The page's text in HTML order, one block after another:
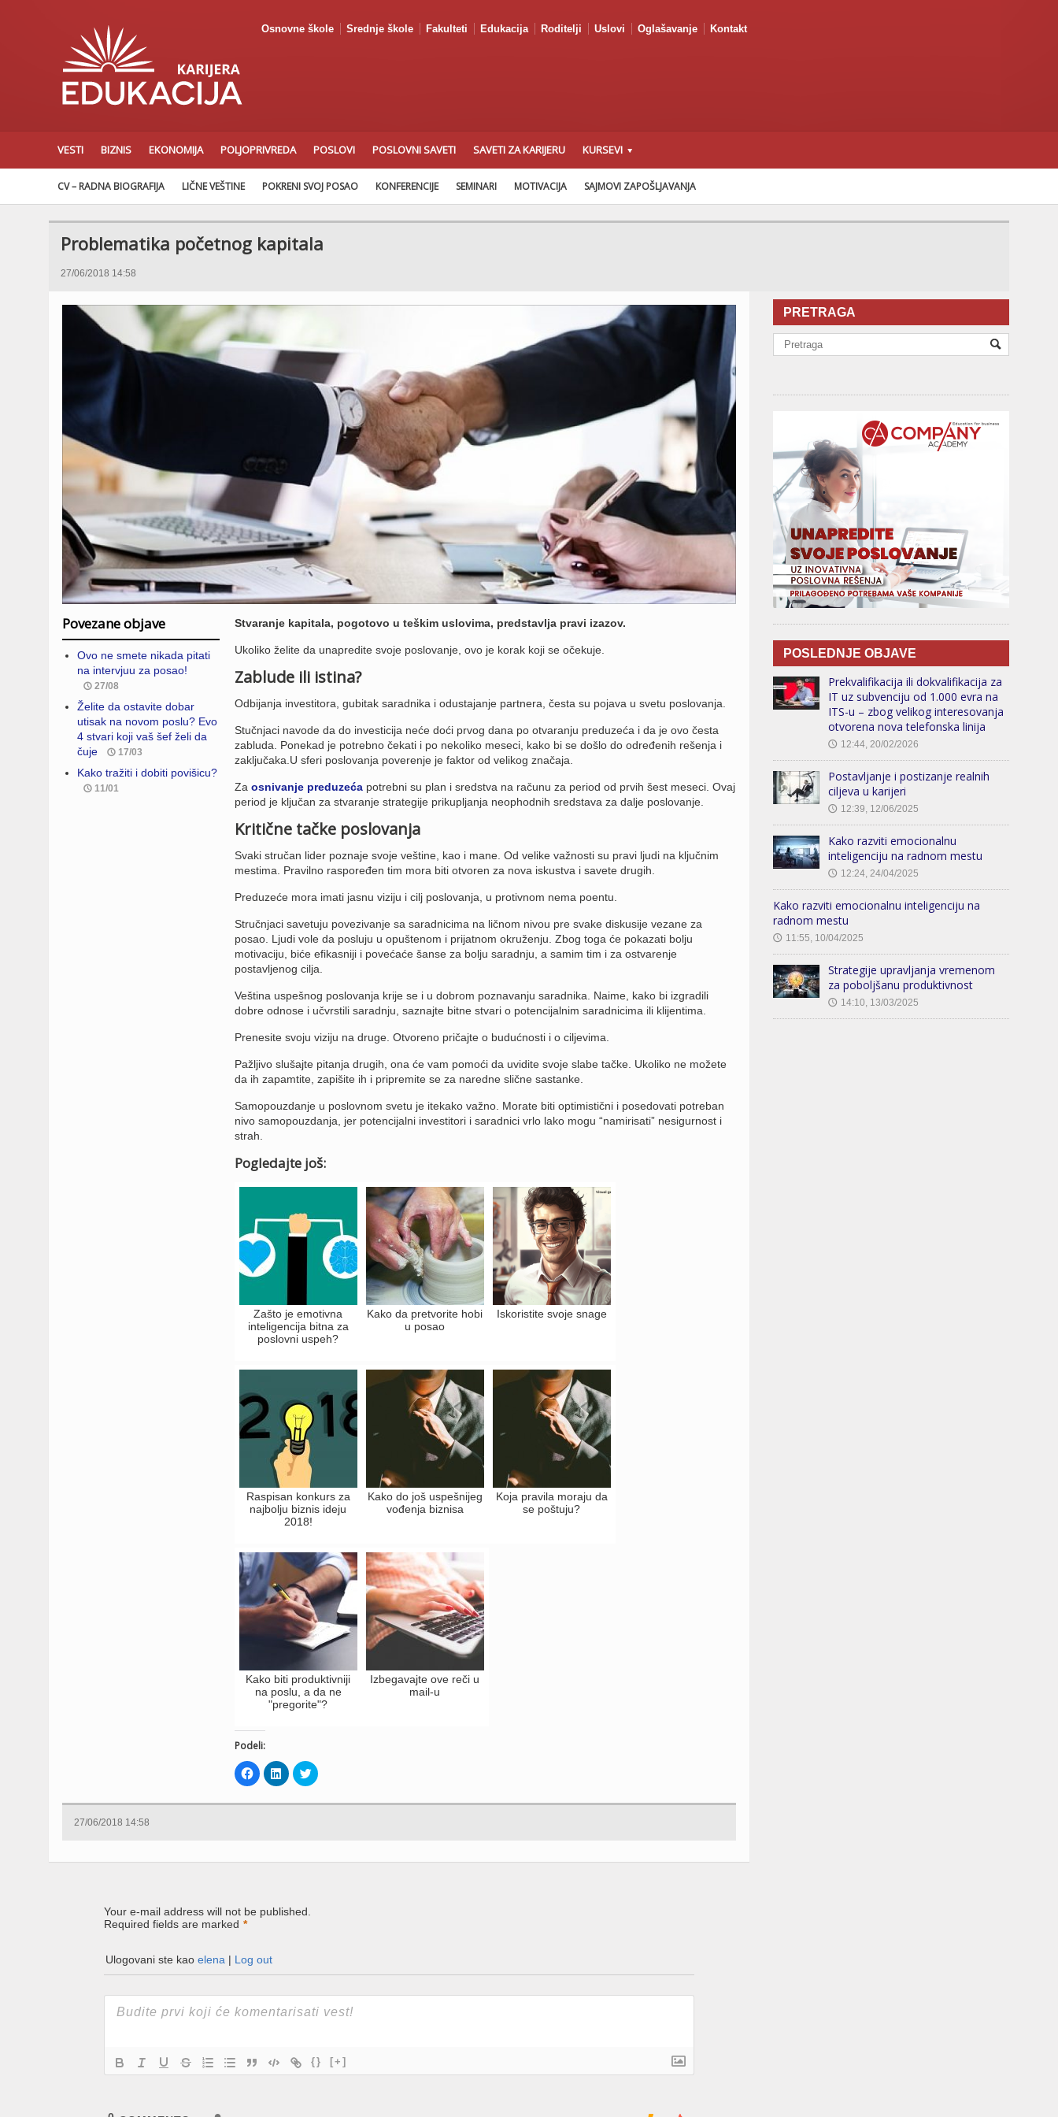
Osnovne škole Srednje škole Fakulteti Edukacija Roditelji Uslovi Oglašavanje Kontakt
VESTI BIZNIS EKONOMIJA POLJOPRIVREDA POSLOVI POSLOVNI SAVETI SAVETI ZA KARIJERU KURSEVI
CV – RADNA BIOGRAFIJA LIČNE VEŠTINE POKRENI SVOJ POSAO KONFERENCIJE SEMINARI MOTIVACIJA SAJMOVI ZAPOŠLJAVANJA
Problematika početnog kapitala
27/06/2018 14:58
Povezane objave
Ovo ne smete nikada pitati
na intervjuu za posao!
27/08
Želite da ostavite dobar
utisak na novom poslu? Evo
4 stvari koji vaš šef želi da
čuje
17/03
Kako tražiti i dobiti povišicu?
11/01
Stvaranje kapitala, pogotovo u teškim uslovima, predstavlja pravi izazov.
Ukoliko želite da unapredite svoje poslovanje, ovo je korak koji se očekuje.
Zablude ili istina?
Odbijanja investitora, gubitak saradnika i odustajanje partnera, česta su pojava u svetu poslovanja.
Stučnjaci navode da do investicija neće doći prvog dana po otvaranju preduzeća i da je ovo česta
zabluda. Ponekad je potrebno čekati i po nekoliko meseci, kako bi se došlo do određenih rešenja i
zaključaka.U sferi poslovanja poverenje je faktor od velikog značaja.
Za osnivanje preduzećapotrebni su plan i sredstva na računu za period od prvih šest meseci. Ovaj
period je ključan za stvaranje strategije prikupljanja neophodnih sredstava za dalje poslovanje.
Kritične tačke poslovanja
Svaki stručan lider poznaje svoje veštine, kao i mane. Od velike važnosti su pravi ljudi na ključnim
mestima. Pravilno raspoređen tim mora biti otvoren za nova iskustva i savete drugih.
Preduzeće mora imati jasnu viziju i cilj poslovanja, u protivnom nema poentu.
Stručnjaci savetuju povezivanje sa saradnicima na ličnom nivou pre svake diskusije vezane za
posao. Ljudi vole da posluju u opuštenom i prijatnom okruženju. Zbog toga će pokazati bolju
motivaciju, biće efikasniji i povećaće šanse za bolju saradnju, a samim tim i za ostvarenje
postavljenog cilja.
Veština uspešnog poslovanja krije se i u dobrom poznavanju saradnika. Naime, kako bi izgradili
dobre odnose i učvrstili saradnju, saznajte bitne stvari o potencijalnim saradnicima ili klijentima.
Prenesite svoju viziju na druge. Otvoreno pričajte o budućnosti i o ciljevima.
Pažljivo slušajte pitanja drugih, ona će vam pomoći da uvidite svoje slabe tačke. Ukoliko ne možete
da ih zapamtite, zapišite ih i pripremite se za naredne slične sastanke.
Samopouzdanje u poslovnom svetu je itekako važno. Morate biti optimistični i posedovati potreban
nivo samopouzdanja, jer potencijalni investitori i saradnici vrlo lako mogu “namirisati” nesigurnost i
strah.
Pogledajte još:
Zašto je emotivna
inteligencija bitna za
poslovni uspeh?
Kako da pretvorite hobi
u posao
Iskoristite svoje snage
Raspisan konkurs za
najbolju biznis ideju
2018!
Kako do još uspešnijeg
vođenja biznisa
Koja pravila moraju da
se poštuju?
Kako biti produktivniji
na poslu, a da ne
"pregorite"?
Izbegavajte ove reči u
mail-u
Podeli:
Click
to
share
Facebook
Click
to
share
LinkedIn
Click
to
Twitter
27/06/2018 14:58
Your e-mail address will not be published.
Required fields are marked *
Ulogovani ste kao elena | Log out
{} [+]
PRETRAGA
POSLEDNJE OBJAVE
Prekvalifikacija ili dokvalifikacija za
IT uz subvenciju od 1.000 evra na
ITS-u – zbog velikog interesovanja
otvorena nova telefonska linija
🕔 12:44, 20/02/2026
Postavljanje i postizanje realnih
ciljeva u karijeri
🕔 12:39, 12/06/2025
Kako razviti emocionalnu
inteligenciju na radnom mestu
🕔 12:24, 24/04/2025
Kako razviti emocionalnu inteligenciju na
radnom mestu
🕔 11:55, 10/04/2025
Strategije upravljanja vremenom
za poboljšanu produktivnost
🕔 14:10, 13/03/2025